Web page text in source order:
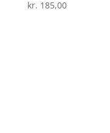
Vurderet
4.6
kr. 185,00